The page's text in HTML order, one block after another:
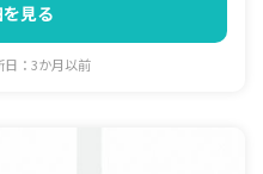
見る
日：3か月以前